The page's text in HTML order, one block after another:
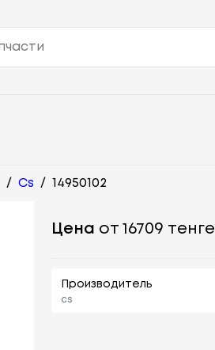
/ Cs / 14950102
Цена от 16709 тенге
Производитель
cs